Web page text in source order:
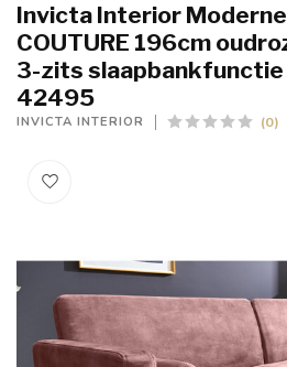
Invicta Interior
COUTURE 196cm
3-zits slaapbankfunctie
42495
INVICTA INTERIOR (0)